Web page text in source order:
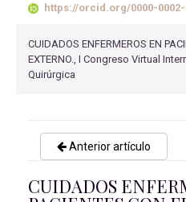
https://orcid.org/0000-0002-
CUIDADOS ENFERMEROS EN
EXTERNO., I Congreso Virtual
Quirúrgica
Anterior artículo
CUIDADOS